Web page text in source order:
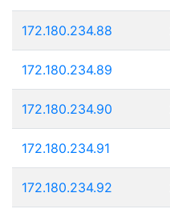
172.180.234.88
172.180.234.89
172.180.234.90
172.180.234.91
172.180.234.92